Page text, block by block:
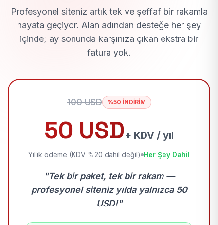
Profesyonel siteniz artık tek ve şeffaf bir rakamla
hayata geçiyor. Alan adından desteğe her şey
içinde; ay sonunda karşınıza çıkan ekstra bir
fatura yok.
100 USD %50 İNDİRİM
50 USD+ KDV / yıl
Yıllık ödeme (KDV %20 dahil değil) Her Şey Dahil
"Tek bir paket, tek bir rakam —
profesyonel siteniz yılda yalnızca 50
USD!"